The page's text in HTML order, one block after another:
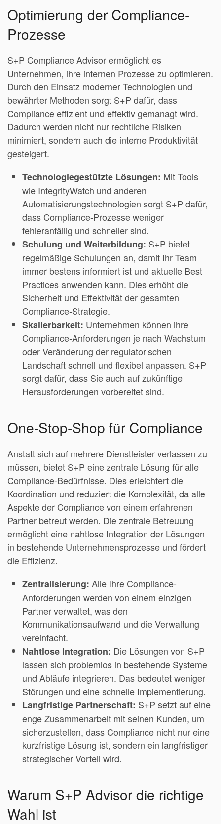
Optimierung der Compliance-
Prozesse
S+P Compliance Advisor ermöglicht es
Unternehmen, ihre internen Prozesse zu optimieren.
Durch den Einsatz moderner Technologien und
bewährter Methoden sorgt S+P dafür, dass
Compliance effizient und effektiv gemanagt wird.
Dadurch werden nicht nur rechtliche Risiken
minimiert, sondern auch die interne Produktivität
gesteigert.
Technologiegestützte Lösungen: Mit Tools
wie IntegrityWatch und anderen
Automatisierungstechnologien sorgt S+P dafür,
dass Compliance-Prozesse weniger
fehleranfällig und schneller sind.
Schulung und Weiterbildung: S+P bietet
regelmäßige Schulungen an, damit Ihr Team
immer bestens informiert ist und aktuelle Best
Practices anwenden kann. Dies erhöht die
Sicherheit und Effektivität der gesamten
Compliance-Strategie.
Skalierbarkeit: Unternehmen können ihre
Compliance-Anforderungen je nach Wachstum
oder Veränderung der regulatorischen
Landschaft schnell und flexibel anpassen. S+P
sorgt dafür, dass Sie auch auf zukünftige
Herausforderungen vorbereitet sind.
One-Stop-Shop für Compliance
Anstatt sich auf mehrere Dienstleister verlassen zu
müssen, bietet S+P eine zentrale Lösung für alle
Compliance-Bedürfnisse. Dies erleichtert die
Koordination und reduziert die Komplexität, da alle
Aspekte der Compliance von einem erfahrenen
Partner betreut werden. Die zentrale Betreuung
ermöglicht eine nahtlose Integration der Lösungen
in bestehende Unternehmensprozesse und fördert
die Effizienz.
Zentralisierung: Alle Ihre Compliance-
Anforderungen werden von einem einzigen
Partner verwaltet, was den
Kommunikationsaufwand und die Verwaltung
vereinfacht.
Nahtlose Integration: Die Lösungen von S+P
lassen sich problemlos in bestehende Systeme
und Abläufe integrieren. Das bedeutet weniger
Störungen und eine schnelle Implementierung.
Langfristige Partnerschaft: S+P setzt auf eine
enge Zusammenarbeit mit seinen Kunden, um
sicherzustellen, dass Compliance nicht nur eine
kurzfristige Lösung ist, sondern ein langfristiger
strategischer Vorteil wird.
Warum S+P Advisor die richtige
Wahl ist